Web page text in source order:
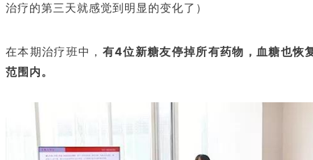
治疗的第三天就感觉到明显的变化了）
在本期治疗班中， 有4位新糖友停掉所有药物，血糖也恢
范围内。